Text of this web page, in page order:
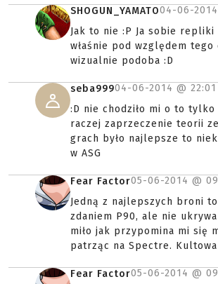
SHOGUN_YAMATO04-06-
Jak to nie :P Ja sobie repliki
właśnie pod względem
wizualnie podoba :D
seba99904-06-2014 @ 22:01
:D nie chodziło mi o to
raczej zaprzeczenie teorii
grach było najlepsze to
w ASG
Fear Factor05-06-2014 @
Jedną z najlepszych broni to
zdaniem P90, ale nie
miło jak przypomina mi się
patrząc na Spectre.
Fear Factor05-06-2014 @